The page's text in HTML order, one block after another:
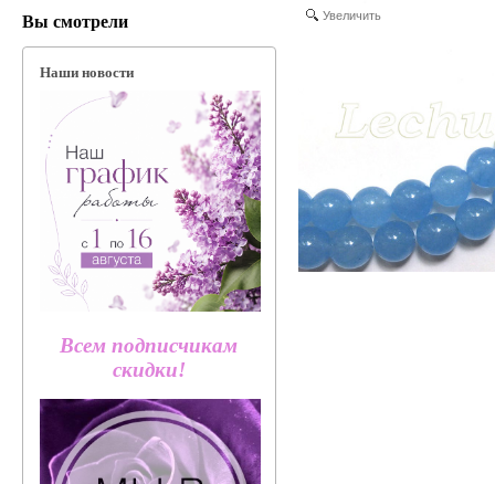
Вы смотрели
Наши новости
Всем подписчикам
скидки!
Увеличить